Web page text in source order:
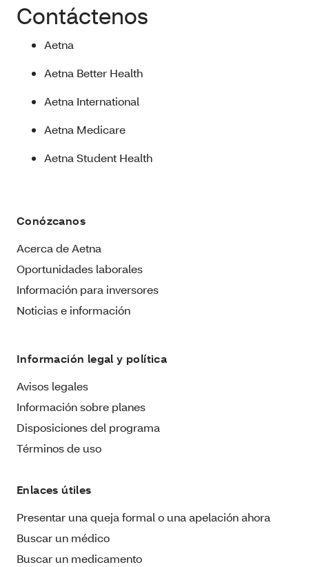
Contáctenos
Aetna
Aetna Better Health
Aetna International
Aetna Medicare
Aetna Student Health
Conózcanos
Acerca de Aetna
Oportunidades laborales
Información para inversores
Noticias e información
Información legal y política
Avisos legales
Información sobre planes
Disposiciones del programa
Términos de uso
Enlaces útiles
Presentar una queja formal o una apelación ahora
Buscar un médico
Buscar un medicamento